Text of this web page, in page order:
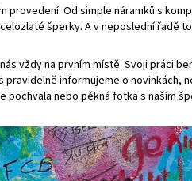
provedení. Od simple náramků s
šperky. A v neposlední řadě
vždy na prvním místě. Svoji práci
informujeme o novinkách,
pochvala nebo pěkná fotka s naším